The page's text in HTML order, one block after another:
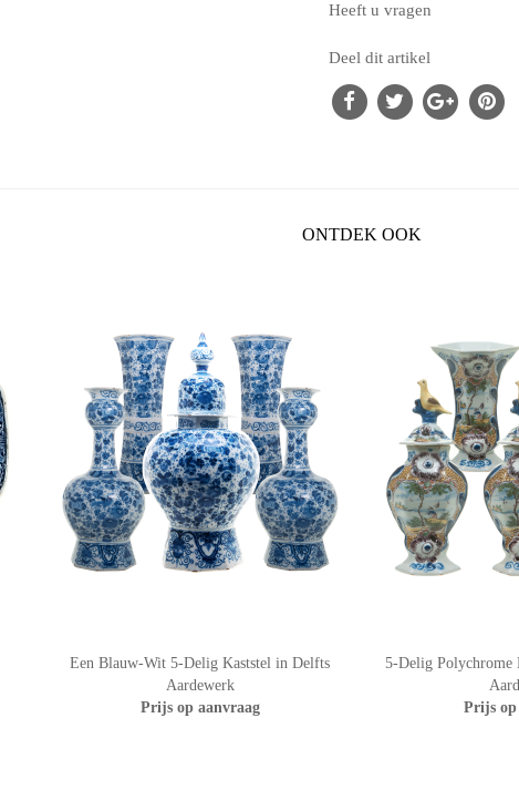
Heeft u vragen
Deel dit artikel
ONTDEK OOK
Een Blauw-Wit 5-Delig Kaststel in Delfts
Aardewerk
Prijs op aanvraag
5-Delig Polychrome
Prijs op